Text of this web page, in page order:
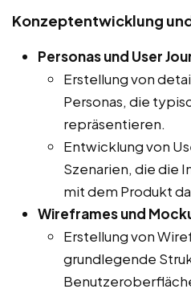
Konzeptentwicklung
Personas und User
Erstellung von
Personas, die
repräsentieren.
Entwicklung von
Szenarien, die die
mit dem Produkt
Wireframes und
Erstellung von
grundlegende